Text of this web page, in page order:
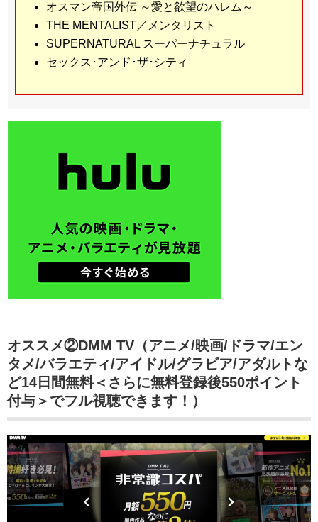
オスマン帝国外伝 ～愛と欲望のハレム～
THE MENTALIST／メンタリスト
SUPERNATURAL スーパーナチュラル
セックス･アンド･ザ･シティ
オススメ②DMM TV（アニメ/映画/ドラマ/エン
タメ/バラエティ/アイドル/グラビア/アダルトな
ど14日間無料＜さらに無料登録後550ポイント
付与＞でフル視聴できます！）